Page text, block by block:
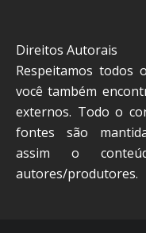
Direitos Autorais
Respeitamos todos
você também
externos. Todo o
fontes são
assim o
autores/produtores.